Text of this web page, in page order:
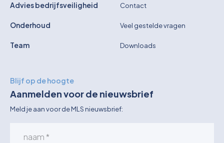
Advies bedrijfsveiligheid
Onderhoud
Team
Contact
Veel gestelde vragen
Downloads
Blijf op de hoogte
Aanmelden voor de nieuwsbrief
Meld je aan voor de MLS nieuwsbrief: